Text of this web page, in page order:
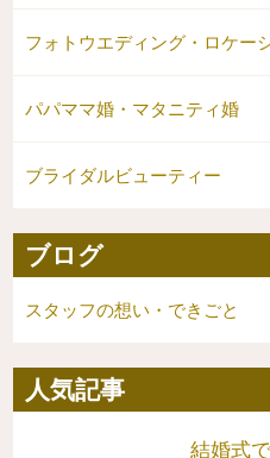
フォトウエディング・ロケー
パパママ婚・マタニティ婚
ブライダルビューティー
ブログ
スタッフの想い・できごと
人気記事
結婚式